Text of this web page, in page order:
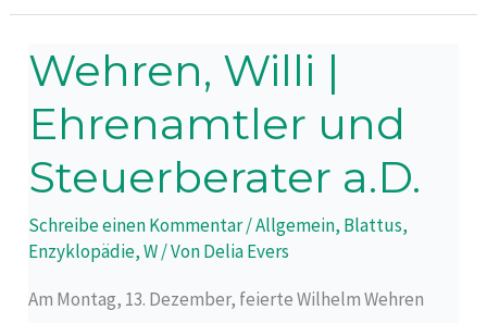
Wehren, Willi |
Ehrenamtler und
Steuerberater a.D.
Schreibe einen Kommentar/Allgemein, Blattus,
Enzyklopädie,W/ VonDelia Evers
Am Montag, 13. Dezember, feierte Wilhelm Wehren
Wehren,
Willi
Ehrenamtler
und
Steuerberater
a.D.